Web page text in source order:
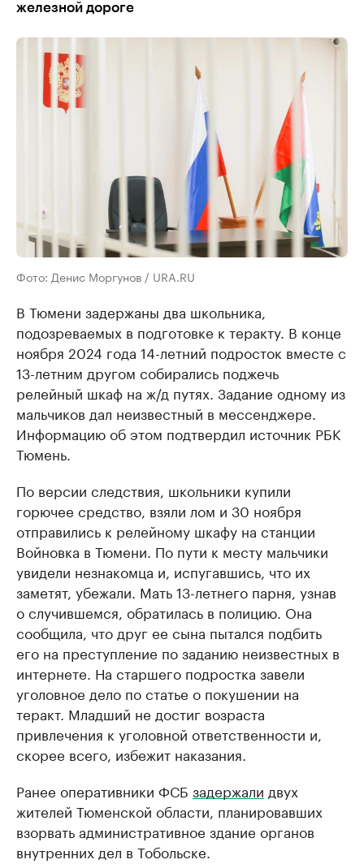
железной дороге
Фото: Денис Моргунов / URA.RU
В Тюмени задержаны два школьника,
подозреваемых в подготовке к теракту. В конце
ноября 2024 года 14-летний подросток вместе с
13-летним другом собирались поджечь
релейный шкаф на ж/д путях. Задание одному из
мальчиков дал неизвестный в мессенджере.
Информацию об этом подтвердил источник РБК
Тюмень.
По версии следствия, школьники купили
горючее средство, взяли лом и 30 ноября
отправились к релейному шкафу на станции
Войновка в Тюмени. По пути к месту мальчики
увидели незнакомца и, испугавшись, что их
заметят, убежали. Мать 13-летнего парня, узнав
о случившемся, обратилась в полицию. Она
сообщила, что друг ее сына пытался подбить
его на преступление по заданию неизвестных в
интернете. На старшего подростка завели
уголовное дело по статье о покушении на
теракт. Младший не достиг возраста
привлечения к уголовной ответственности и,
скорее всего, избежит наказания.
Ранее оперативники ФСБ задержали двух
жителей Тюменской области, планировавших
взорвать административное здание органов
внутренних дел в Тобольске.